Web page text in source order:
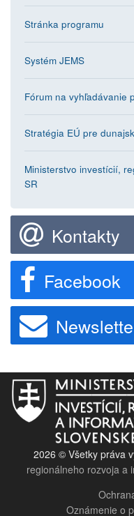
Stránka programu
Systém JEMS
Fórum na vyhľadávanie
Stratégia EÚ pre
Ministerstvo investícií,
SR
Kontakty
Facebook
2026 © Všetky práva
regionálneho rozvoja a
Oznámenie o